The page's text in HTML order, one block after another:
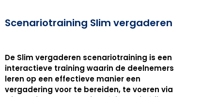
Scenariotraining Slim vergaderen
De Slim vergaderen scenariotraining is een
interactieve training waarin de deelnemers
leren op een effectieve manier een
vergadering voor te bereiden, te voeren via